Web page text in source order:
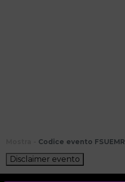
Codice evento FSUEMR
Disclaimer evento